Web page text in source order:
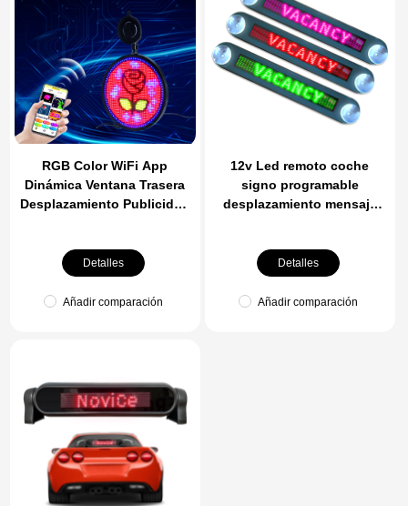
RGB Color WiFi App
Dinámica Ventana Trasera
Desplazamiento Publicidad
Mensaje Led Car Screen
Detalles
Añadir comparación
12v Led remoto coche
signo programable
desplazamiento mensaje
Detalles
Añadir comparación